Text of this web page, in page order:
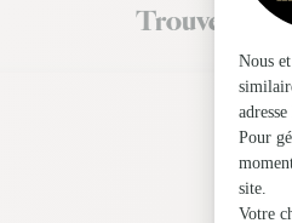
Trouvez un